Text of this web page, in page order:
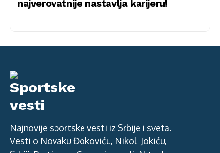
najverovatnije nastavlja karijeru!
Najnovije sportske vesti iz Srbije i sveta.
Vesti o Novaku Đokoviću, Nikoli Jokiću,